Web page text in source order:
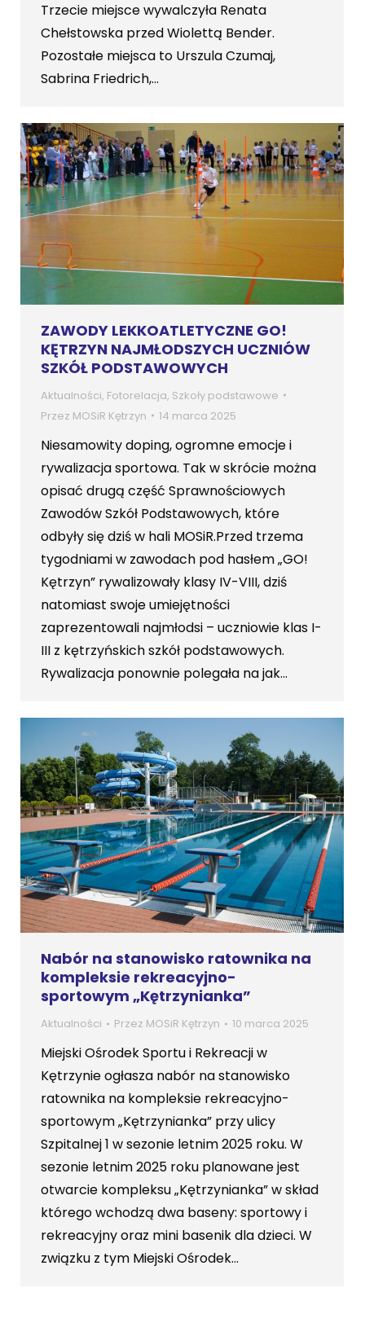
Trzecie miejsce wywalczyła Renata
Chełstowska przed Wiolettą Bender.
Pozostałe miejsca to Urszula Czumaj,
Sabrina Friedrich,…
ZAWODY LEKKOATLETYCZNE GO!
KĘTRZYN NAJMŁODSZYCH UCZNIÓW
SZKÓŁ PODSTAWOWYCH
Aktualności, Fotorelacja, Szkoły podstawowe
Przez MOSiR Kętrzyn 14 marca 2025
Niesamowity doping, ogromne emocje i
rywalizacja sportowa. Tak w skrócie można
opisać drugą część Sprawnościowych
Zawodów Szkół Podstawowych, które
odbyły się dziś w hali MOSiR.Przed trzema
tygodniami w zawodach pod hasłem „GO!
Kętrzyn” rywalizowały klasy IV-VIII, dziś
natomiast swoje umiejętności
zaprezentowali najmłodsi – uczniowie klas I-
III z kętrzyńskich szkół podstawowych.
Rywalizacja ponownie polegała na jak…
Nabór na stanowisko ratownika na
kompleksie rekreacyjno-
sportowym „Kętrzynianka”
Aktualności Przez MOSiR Kętrzyn 10 marca 2025
Miejski Ośrodek Sportu i Rekreacji w
Kętrzynie ogłasza nabór na stanowisko
ratownika na kompleksie rekreacyjno-
sportowym „Kętrzynianka” przy ulicy
Szpitalnej 1 w sezonie letnim 2025 roku. W
sezonie letnim 2025 roku planowane jest
otwarcie kompleksu „Kętrzynianka” w skład
którego wchodzą dwa baseny: sportowy i
rekreacyjny oraz mini basenik dla dzieci. W
związku z tym Miejski Ośrodek…